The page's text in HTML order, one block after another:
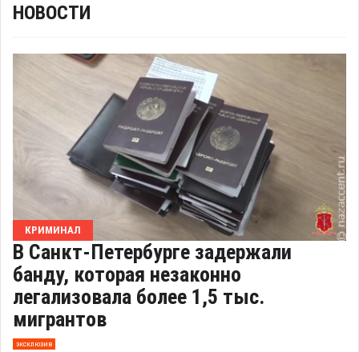
НОВОСТИ
КРИМИНАЛ
В Санкт-Петербурге задержали
банду, которая незаконно
легализовала более 1,5 тыс.
мигрантов
эксклюзив